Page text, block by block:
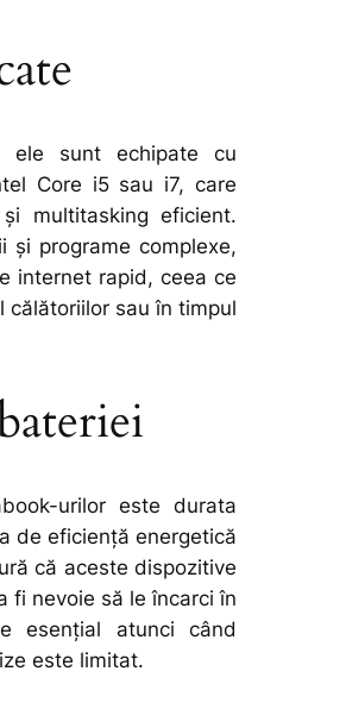
ele sunt echipate cu
Core i5 sau i7, care
multitasking eficient.
și programe complexe,
internet rapid, ceea ce
sau în timpul
urilor este durata
de eficiență energetică
că aceste dispozitive
fi nevoie să le încarci în
esențial atunci când
este limitat.